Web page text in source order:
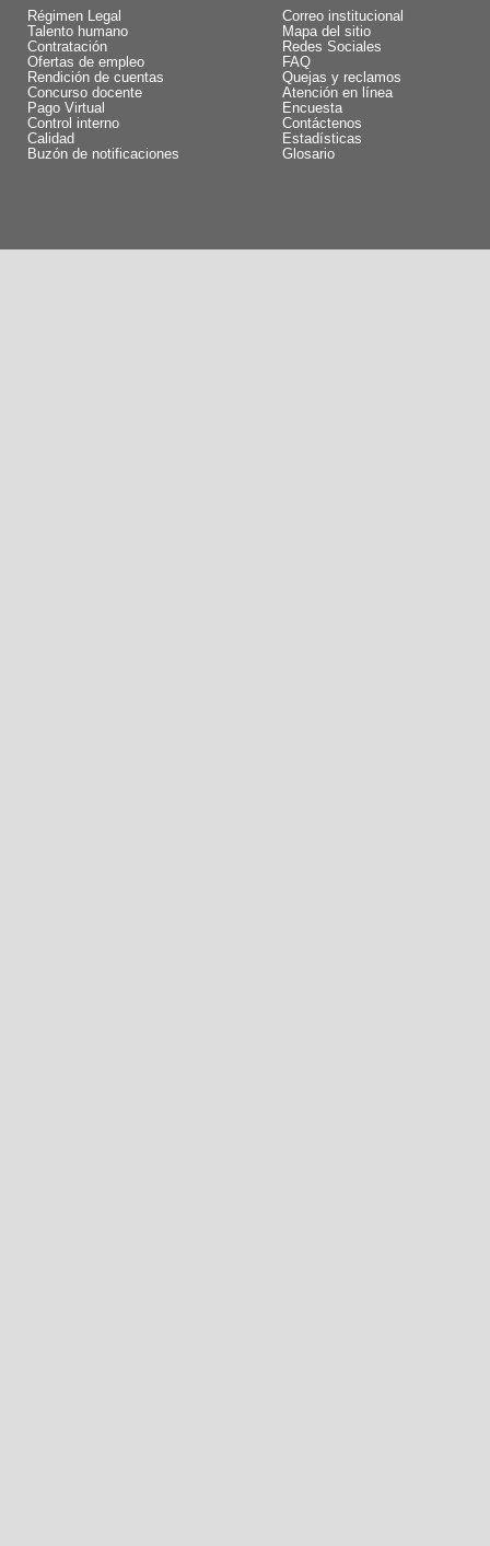
Régimen Legal
Talento humano
Contratación
Ofertas de empleo
Rendición de cuentas
Concurso docente
Pago Virtual
Control interno
Calidad
Buzón de notificaciones
Correo institucional
Mapa del sitio
Redes Sociales
FAQ
Quejas y reclamos
Atención en línea
Encuesta
Contáctenos
Estadísticas
Glosario